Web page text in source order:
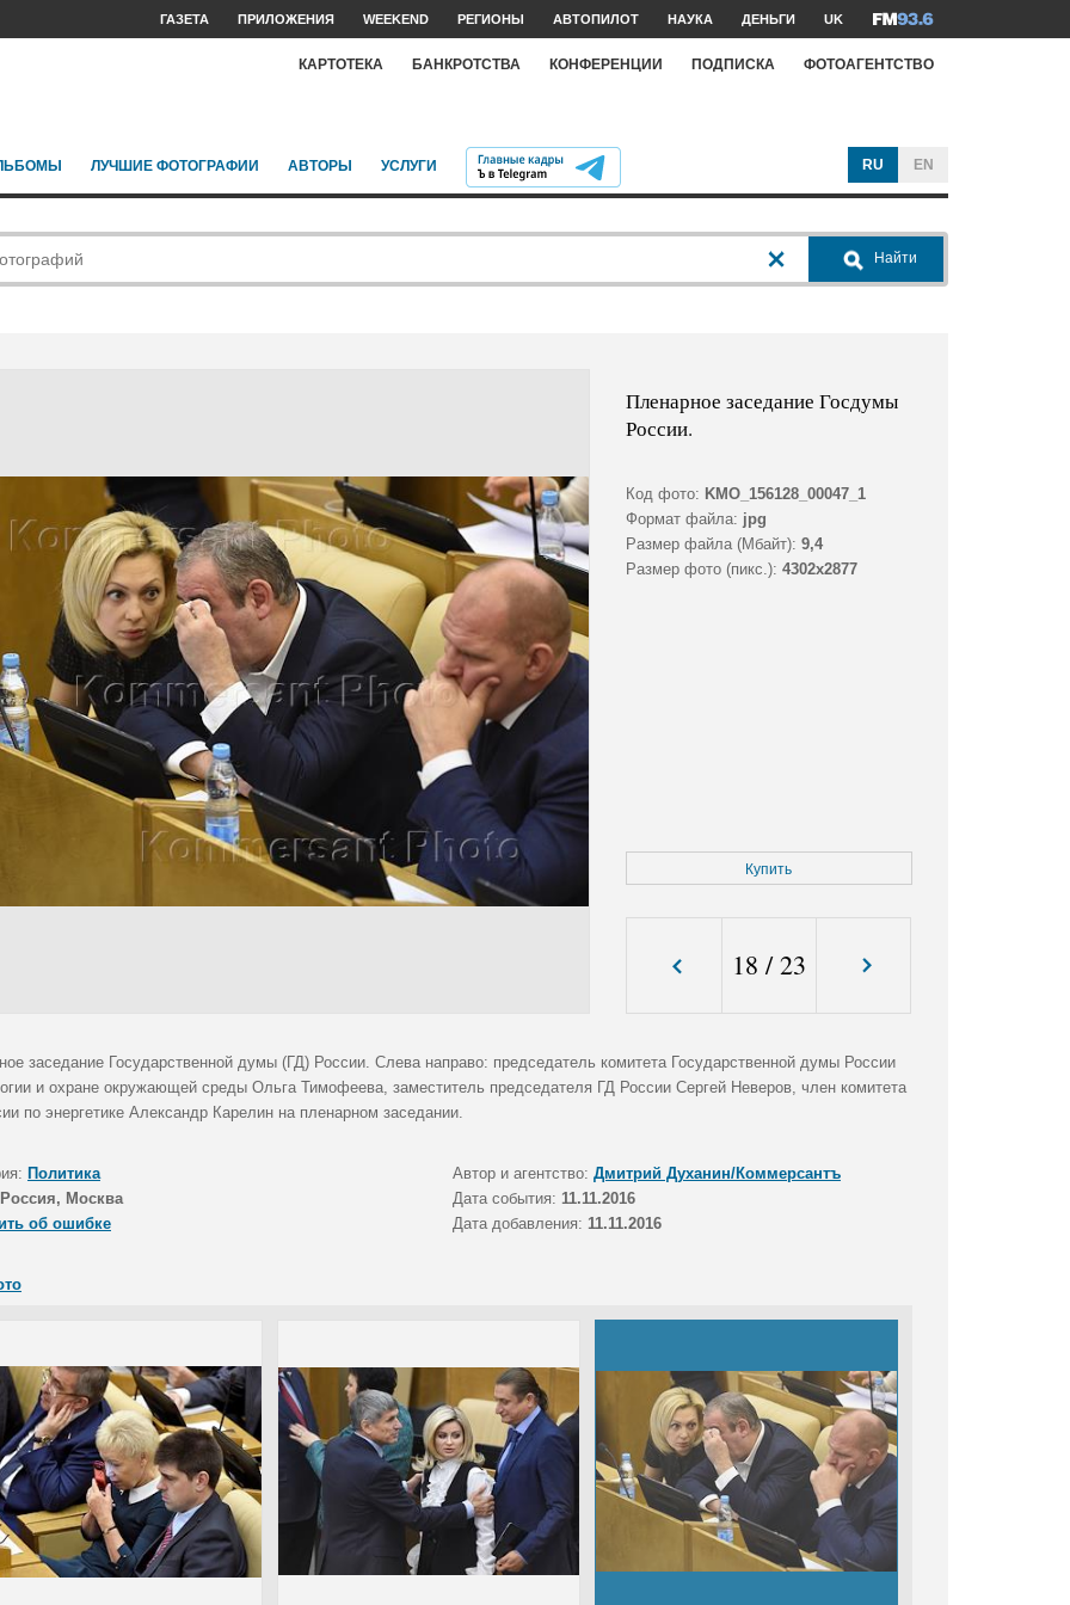
ГАЗЕТА ПРИЛОЖЕНИЯ WEEKEND РЕГИОНЫ АВТОПИЛОТ НАУКА ДЕНЬГИ UK
КАРТОТЕКА БАНКРОТСТВА КОНФЕРЕНЦИИ ПОДПИСКА ФОТОАГЕНТСТВО
ЛУЧШИЕ ФОТОГРАФИИ АВТОРЫ УСЛУГИ RU EN
Найти
Пленарное заседание Госдумы
России.
Код фото: KMO_156128_00047_1
Формат файла: jpg
Размер файла (Мбайт): 9,4
Размер фото (пикс.): 4302x2877
Купить
18 /23
заседание Государственной думы (ГД) России. Слева направо: председатель комитета Государственной думы России
и охране окружающей среды Ольга Тимофеева, заместитель председателя ГД России Сергей Неверов, член комитета
по энергетике Александр Карелин на пленарном заседании.
Политика Автор и агентство: Дмитрий Духанин/Коммерсантъ
Россия, Москва Дата события: 11.11.2016
об ошибке
Дата добавления: 11.11.2016